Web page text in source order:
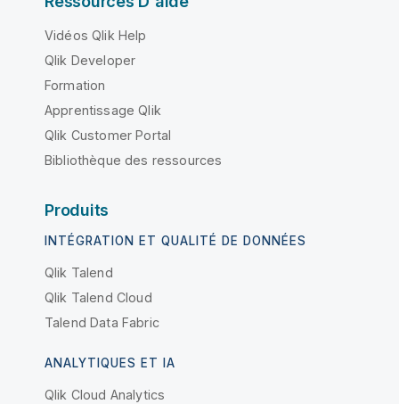
Vidéos Qlik Help
Qlik Developer
Formation
Apprentissage Qlik
Qlik Customer Portal
Bibliothèque des ressources
Produits
INTÉGRATION ET QUALITÉ DE DONNÉES
Qlik Talend
Qlik Talend Cloud
Talend Data Fabric
ANALYTIQUES ET IA
Qlik Cloud Analytics